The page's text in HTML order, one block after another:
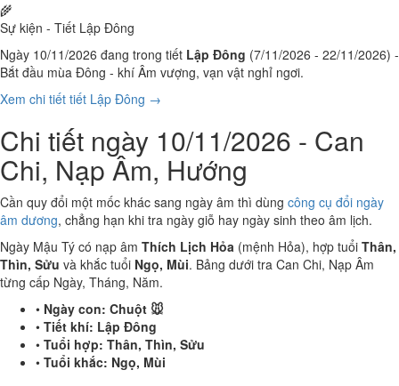
🌾
Sự kiện - Tiết Lập Đông
Ngày 10/11/2026 đang trong tiết Lập Đông (7/11/2026 - 22/11/2026) -
Bắt đầu mùa Đông - khí Âm vượng, vạn vật nghỉ ngơi.
Xem chi tiết tiết Lập Đông →
Chi tiết ngày 10/11/2026 - Can
Chi, Nạp Âm, Hướng
Cần quy đổi một mốc khác sang ngày âm thì dùng công cụ đổi ngày
âm dương, chẳng hạn khi tra ngày giỗ hay ngày sinh theo âm lịch.
Ngày Mậu Tý có nạp âm Thích Lịch Hỏa (mệnh Hỏa), hợp tuổi Thân,
Thìn, Sửu và khắc tuổi Ngọ, Mùi. Bảng dưới tra Can Chi, Nạp Âm
từng cấp Ngày, Tháng, Năm.
• Ngày con: Chuột 🐭
• Tiết khí: Lập Đông
• Tuổi hợp: Thân, Thìn, Sửu
• Tuổi khắc: Ngọ, Mùi